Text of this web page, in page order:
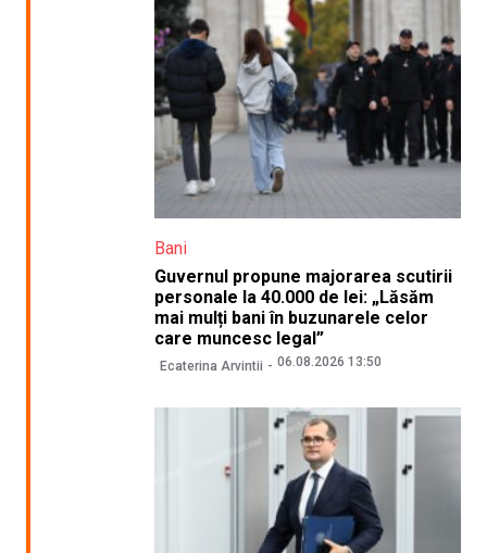
Bani
Guvernul propune majorarea scutirii
personale la 40.000 de lei: „Lăsăm
mai mulți bani în buzunarele celor
care muncesc legal”
Ecaterina Arvintii 06.08.2026 13:50